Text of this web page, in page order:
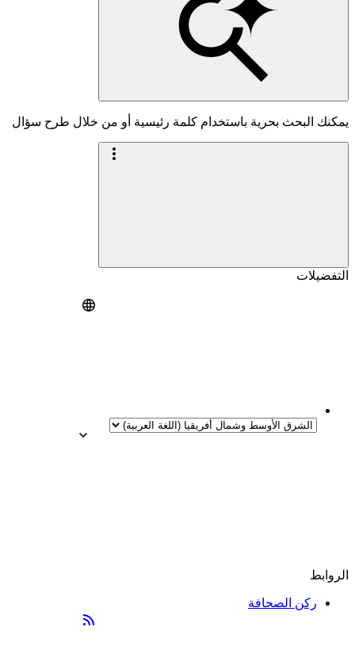
يمكنك البحث بحرية باستخدام كلمة رئيسية أو من خلال طرح سؤال
التفضيلات
الروابط
ركن الصحافة